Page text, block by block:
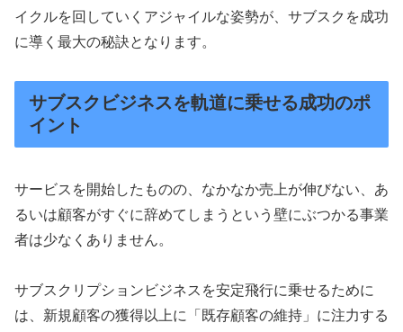
イクルを回していくアジャイルな姿勢が、サブスクを成功
に導く最大の秘訣となります。
サブスクビジネスを軌道に乗せる成功のポ
イント
サービスを開始したものの、なかなか売上が伸びない、あ
るいは顧客がすぐに辞めてしまうという壁にぶつかる事業
者は少なくありません。
サブスクリプションビジネスを安定飛行に乗せるために
は、新規顧客の獲得以上に「既存顧客の維持」に注力する